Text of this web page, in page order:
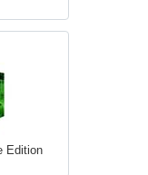
Edition